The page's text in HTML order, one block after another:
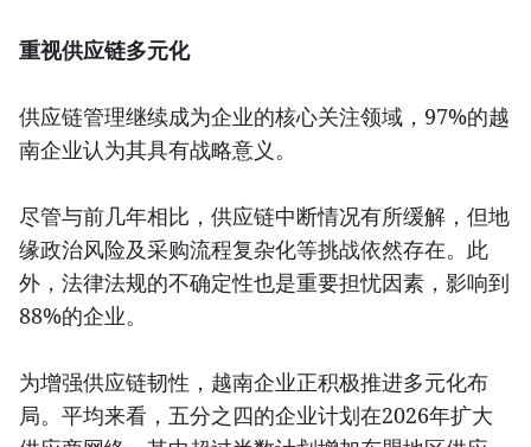
重视供应链多元化
供应链管理继续成为企业的核心关注领域，97%的越
南企业认为其具有战略意义。
尽管与前几年相比，供应链中断情况有所缓解，但地
缘政治风险及采购流程复杂化等挑战依然存在。此
外，法律法规的不确定性也是重要担忧因素，影响到
88%的企业。
为增强供应链韧性，越南企业正积极推进多元化布
局。平均来看，五分之四的企业计划在2026年扩大